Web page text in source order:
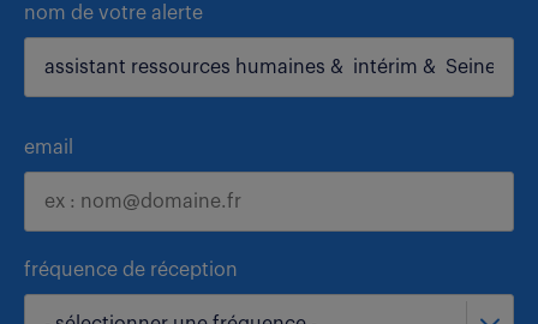
nom de votre alerte
email
fréquence de réception